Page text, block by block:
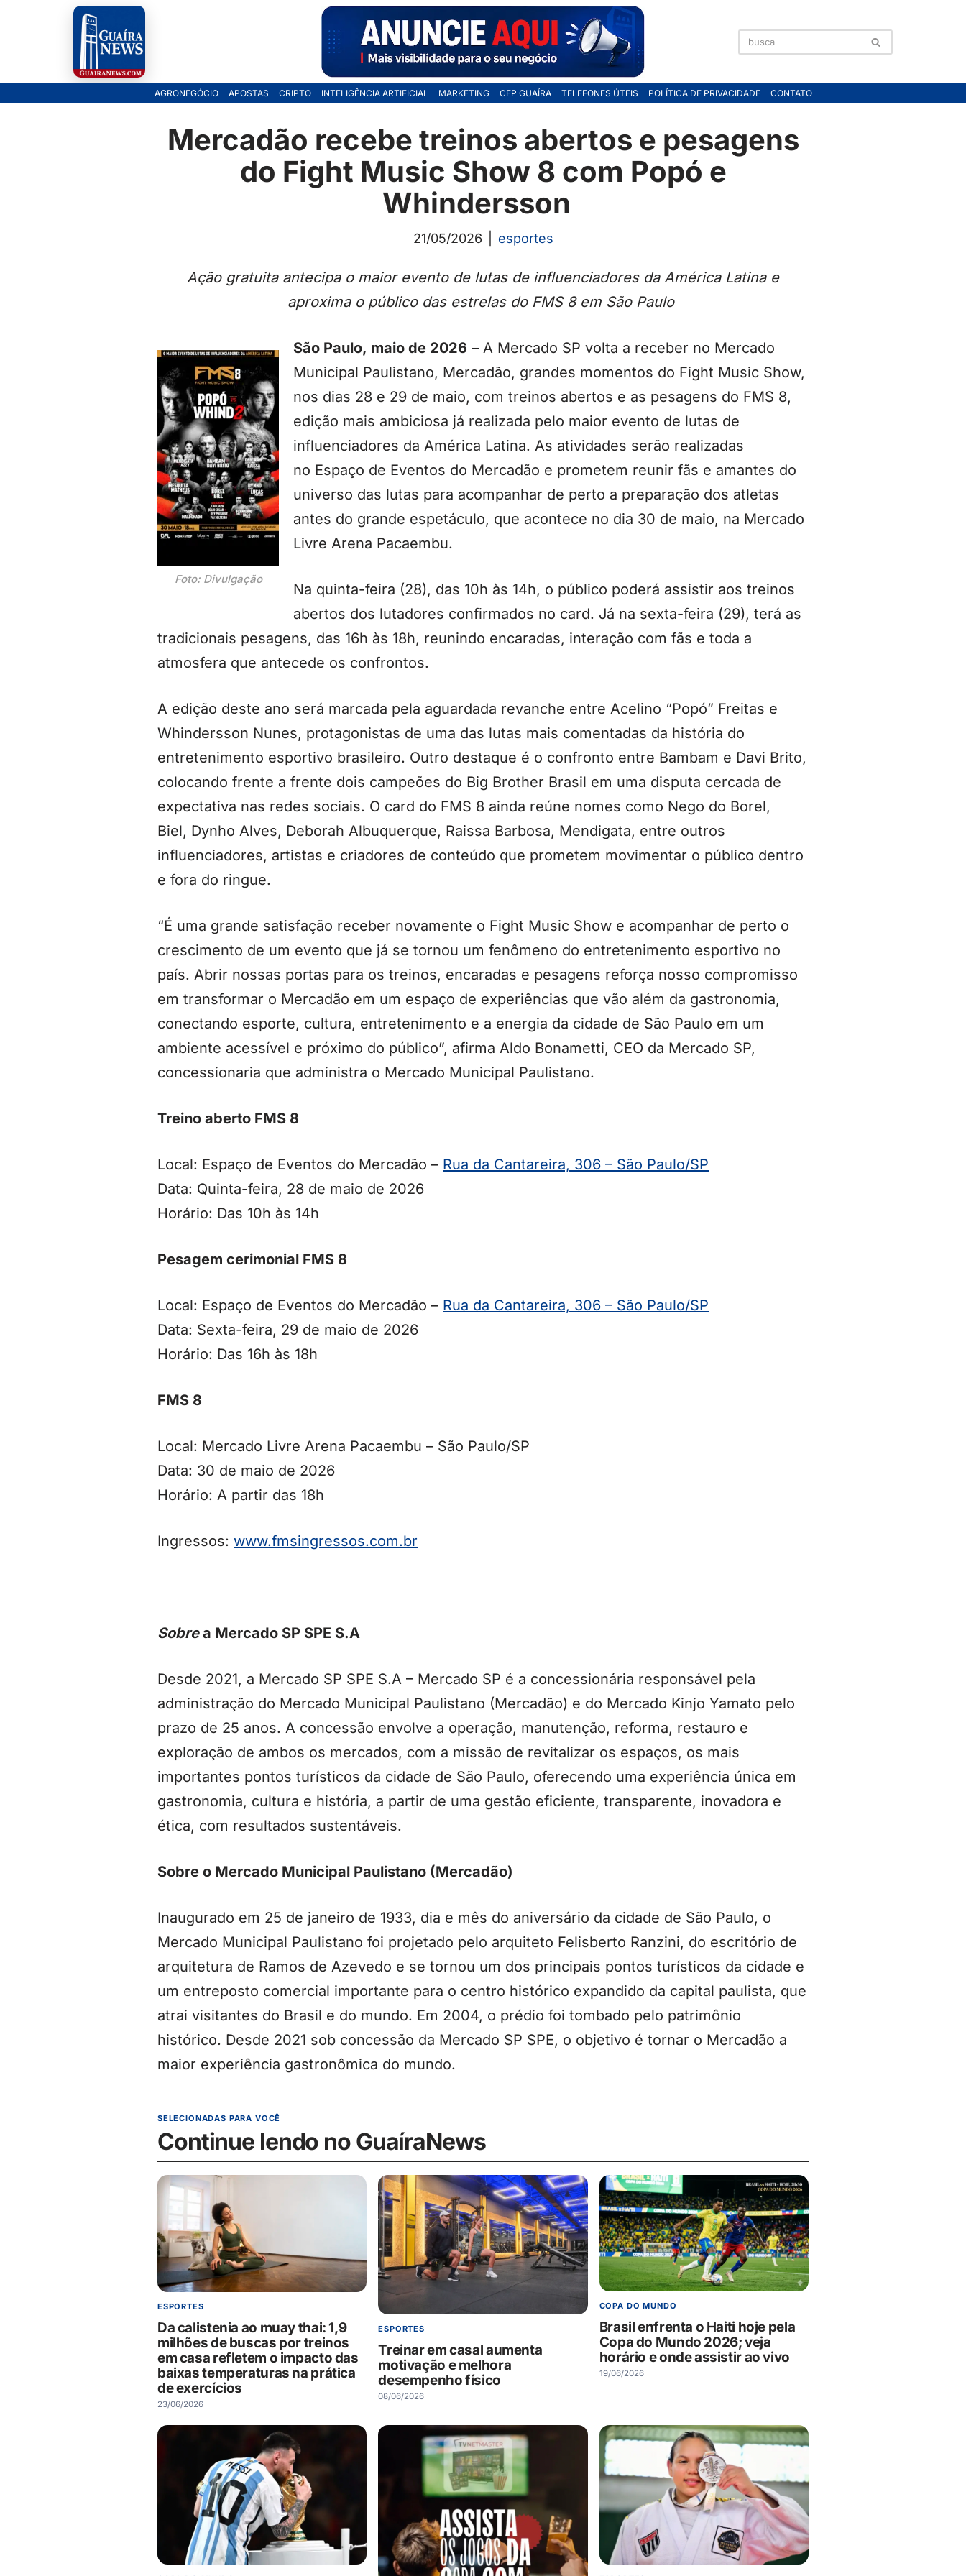
AGRONEGÓCIO APOSTAS CRIPTO INTELIGÊNCIA ARTIFICIAL MARKETING CEP GUAÍRA TELEFONES ÚTEIS POLÍTICA DE PRIVACIDADE CONTATO
Mercadão recebe treinos abertos e pesagens
do Fight Music Show 8 com Popó e
Whindersson
21/05/2026 esportes
Ação gratuita antecipa o maior evento de lutas de influenciadores da América Latina e
aproxima o público das estrelas do FMS 8 em São Paulo
Foto: Divulgação
São Paulo, maio de 2026 – A Mercado SP volta a receber no Mercado
Municipal Paulistano, Mercadão, grandes momentos do Fight Music Show,
nos dias 28 e 29 de maio, com treinos abertos e as pesagens do FMS 8,
edição mais ambiciosa já realizada pelo maior evento de lutas de
influenciadores da América Latina. As atividades serão realizadas
no Espaço de Eventos do Mercadão e prometem reunir fãs e amantes do
universo das lutas para acompanhar de perto a preparação dos atletas
antes do grande espetáculo, que acontece no dia 30 de maio, na Mercado
Livre Arena Pacaembu.
Na quinta-feira (28), das 10h às 14h, o público poderá assistir aos treinos
abertos dos lutadores confirmados no card. Já na sexta-feira (29), terá as
tradicionais pesagens, das 16h às 18h, reunindo encaradas, interação com fãs e toda a
atmosfera que antecede os confrontos.
A edição deste ano será marcada pela aguardada revanche entre Acelino “Popó” Freitas e
Whindersson Nunes, protagonistas de uma das lutas mais comentadas da história do
entretenimento esportivo brasileiro. Outro destaque é o confronto entre Bambam e Davi Brito,
colocando frente a frente dois campeões do Big Brother Brasil em uma disputa cercada de
expectativa nas redes sociais. O card do FMS 8 ainda reúne nomes como Nego do Borel,
Biel, Dynho Alves, Deborah Albuquerque, Raissa Barbosa, Mendigata, entre outros
influenciadores, artistas e criadores de conteúdo que prometem movimentar o público dentro
e fora do ringue.
“É uma grande satisfação receber novamente o Fight Music Show e acompanhar de perto o
crescimento de um evento que já se tornou um fenômeno do entretenimento esportivo no
país. Abrir nossas portas para os treinos, encaradas e pesagens reforça nosso compromisso
em transformar o Mercadão em um espaço de experiências que vão além da gastronomia,
conectando esporte, cultura, entretenimento e a energia da cidade de São Paulo em um
ambiente acessível e próximo do público”, afirma Aldo Bonametti, CEO da Mercado SP,
concessionaria que administra o Mercado Municipal Paulistano.
Treino aberto FMS 8
Local: Espaço de Eventos do Mercadão – Rua da Cantareira, 306 – São Paulo/SP
Data: Quinta-feira, 28 de maio de 2026
Horário: Das 10h às 14h
Pesagem cerimonial FMS 8
Local: Espaço de Eventos do Mercadão – Rua da Cantareira, 306 – São Paulo/SP
Data: Sexta-feira, 29 de maio de 2026
Horário: Das 16h às 18h
FMS 8
Local: Mercado Livre Arena Pacaembu – São Paulo/SP
Data: 30 de maio de 2026
Horário: A partir das 18h
Ingressos: www.fmsingressos.com.br
Sobrea Mercado SP SPE S.A
Desde 2021, a Mercado SP SPE S.A – Mercado SP é a concessionária responsável pela
administração do Mercado Municipal Paulistano (Mercadão) e do Mercado Kinjo Yamato pelo
prazo de 25 anos. A concessão envolve a operação, manutenção, reforma, restauro e
exploração de ambos os mercados, com a missão de revitalizar os espaços, os mais
importantes pontos turísticos da cidade de São Paulo, oferecendo uma experiência única em
gastronomia, cultura e história, a partir de uma gestão eficiente, transparente, inovadora e
ética, com resultados sustentáveis.
Sobre o Mercado Municipal Paulistano (Mercadão)
Inaugurado em 25 de janeiro de 1933, dia e mês do aniversário da cidade de São Paulo, o
Mercado Municipal Paulistano foi projetado pelo arquiteto Felisberto Ranzini, do escritório de
arquitetura de Ramos de Azevedo e se tornou um dos principais pontos turísticos da cidade e
um entreposto comercial importante para o centro histórico expandido da capital paulista, que
atrai visitantes do Brasil e do mundo. Em 2004, o prédio foi tombado pelo patrimônio
histórico. Desde 2021 sob concessão da Mercado SP SPE, o objetivo é tornar o Mercadão a
maior experiência gastronômica do mundo.
SELECIONADAS PARA VOCÊ
Continue lendo no GuaíraNews
ESPORTES
Da calistenia ao muay thai: 1,9
milhões de buscas por treinos
em casa refletem o impacto das
baixas temperaturas na prática
de exercícios
23/06/2026
ESPORTES
Treinar em casal aumenta
motivação e melhora
desempenho físico
08/06/2026
COPA DO MUNDO
Brasil enfrenta o Haiti hoje pela
Copa do Mundo 2026; veja
horário e onde assistir ao vivo
19/06/2026